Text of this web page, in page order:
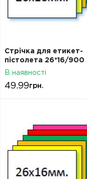
Стрічка для етикет-
пістолета 26*16/900
жовта
В наявності
49.99грн.